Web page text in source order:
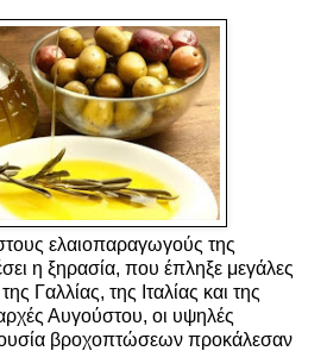
ελαιοπαραγωγούς της
η ξηρασία, που έπληξε μεγάλες
Γαλλίας, της Ιταλίας και της
Αυγούστου, οι υψηλές
βροχοπτώσεων προκάλεσαν